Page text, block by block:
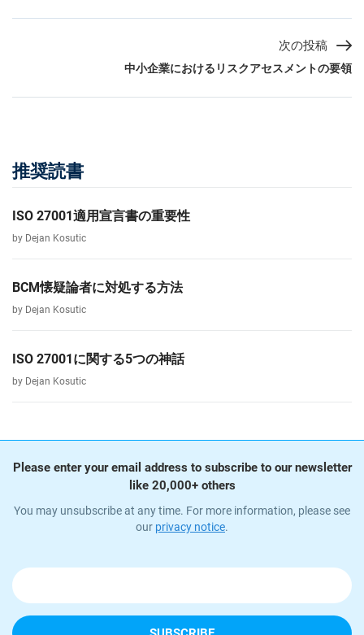
次の投稿
中小企業におけるリスクアセスメントの要領
推奨読書
ISO 27001適用宣言書の重要性
by Dejan Kosutic
BCM懐疑論者に対処する方法
by Dejan Kosutic
ISO 27001に関する5つの神話
by Dejan Kosutic
Please enter your email address to subscribe to our newsletter
like 20,000+ others
You may unsubscribe at any time. For more information, please see
our privacy notice.